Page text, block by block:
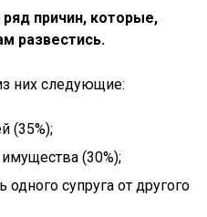
причин, которые,
развестись.
них следующие:
(35%);
(30%);
супруга от другого